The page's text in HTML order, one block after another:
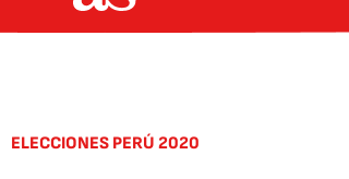
ELECCIONES PERÚ 2020